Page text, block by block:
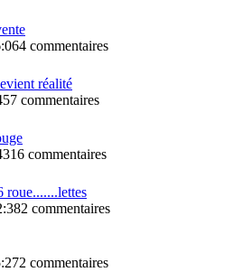
4 commentaires
réalité
7 commentaires
16 commentaires
roue.......lettes
2 commentaires
2 commentaires